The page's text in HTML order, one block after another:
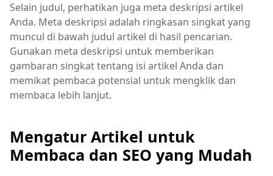
Selain judul, perhatikan juga meta deskripsi artikel
Anda. Meta deskripsi adalah ringkasan singkat yang
muncul di bawah judul artikel di hasil pencarian.
Gunakan meta deskripsi untuk memberikan
gambaran singkat tentang isi artikel Anda dan
memikat pembaca potensial untuk mengklik dan
membaca lebih lanjut.
Mengatur Artikel untuk
Membaca dan SEO yang Mudah